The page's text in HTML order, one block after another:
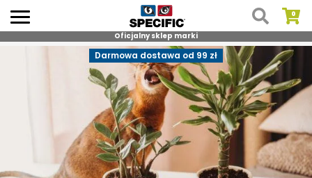
Oficjalny sklep marki
Darmowa dostawa od 99 zł